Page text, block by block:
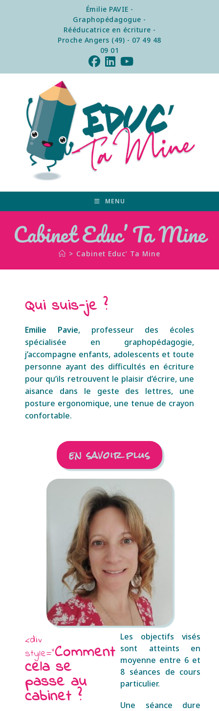
Émilie PAVIE -
Graphopédagogue -
Rééducatrice en écriture -
Proche Angers (49) - 07 49 48
09 01
MENU
Cabinet Educ’ Ta Mine
> Cabinet Educ’ Ta Mine
Qui suis-je ?
Emilie Pavie, professeur des écoles
spécialisée en graphopédagogie,
j’accompagne enfants, adolescents et toute
personne ayant des difficultés en écriture
pour qu’ils retrouvent le plaisir d’écrire, une
aisance dans le geste des lettres, une
posture ergonomique, une tenue de crayon
confortable.
en savoir plus
<div
style="Comment
cela se
passe au
cabinet ?
Les objectifs visés
sont atteints en
moyenne entre 6 et
8 séances de cours
particulier.
Une séance dure